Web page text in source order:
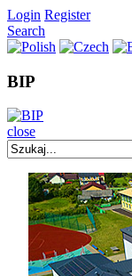
Login Register
Search
BIP
close